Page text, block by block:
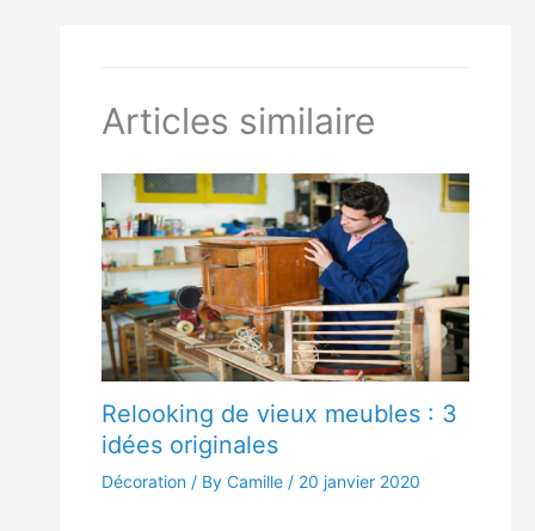
Articles similaire
Relooking de vieux meubles : 3
idées originales
Décoration / By Camille / 20 janvier 2020